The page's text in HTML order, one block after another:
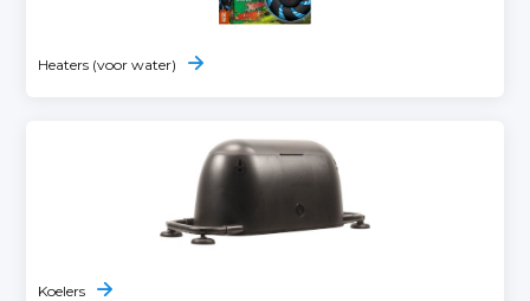
Heaters (voor water)
Koelers